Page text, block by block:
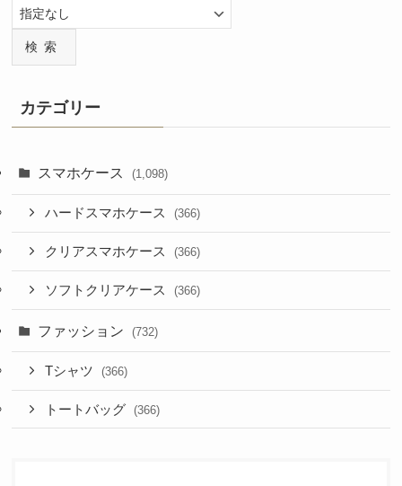
検索
カテゴリー
スマホケース (1,098)
ハードスマホケース (366)
クリアスマホケース (366)
ソフトクリアケース (366)
ファッション (732)
Tシャツ (366)
トートバッグ (366)